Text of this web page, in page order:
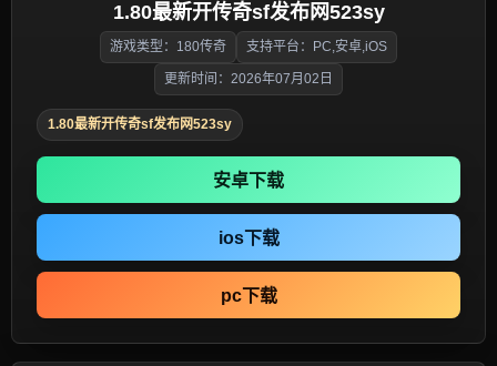
1.80最新开传奇sf发布网523sy
游戏类型：180传奇 支持平台：PC,安卓,iOS
更新时间：2026年07月02日
1.80最新开传奇sf发布网523sy
安卓下载
ios下载
pc下载